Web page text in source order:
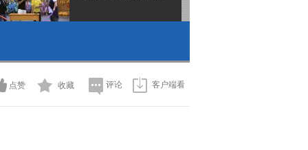
南卫辉]
2011-09-14 09:58:13
点赞 收藏 评论 客户端看